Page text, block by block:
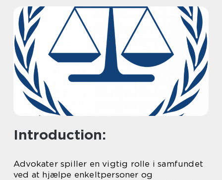
Introduction:
Advokater spiller en vigtig rolle i samfundet
ved at hjælpe enkeltpersoner og